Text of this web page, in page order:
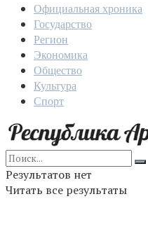
Официальная хроника
Государство
Регион
Экономика
Общество
Культура
Спорт
Результатов нет
Читать все результаты